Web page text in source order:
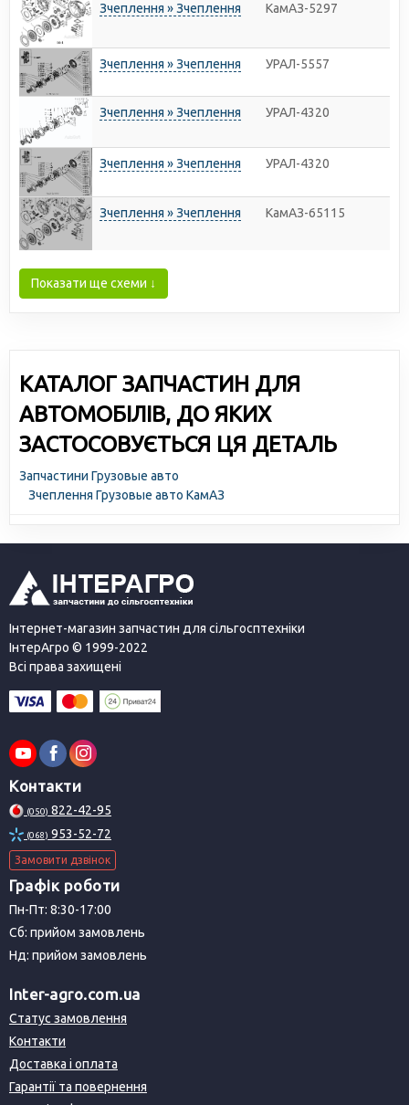
Зчеплення » Зчеплення КамАЗ-5297
Зчеплення » Зчеплення УРАЛ-5557
Зчеплення » Зчеплення УРАЛ-4320
Зчеплення » Зчеплення УРАЛ-4320
Зчеплення » Зчеплення КамАЗ-65115
Показати ще схеми ↓
КАТАЛОГ ЗАПЧАСТИН ДЛЯ
АВТОМОБІЛІВ, ДО ЯКИХ
ЗАСТОСОВУЄТЬСЯ ЦЯ ДЕТАЛЬ
Запчастини Грузовые авто
Зчеплення Грузовые авто КамАЗ
Інтернет-магазин запчастин для сільгосптехніки
ІнтерАгро © 1999-2022
Всі права захищені
Контакти
(050) 822-42-95
(068) 953-52-72
Замовити дзвінок
Графік роботи
Пн-Пт: 8:30-17:00
Сб: прийом замовлень
Нд: прийом замовлень
Inter-agro.com.ua
Статус замовлення
Контакти
Доставка і оплата
Гарантії та повернення